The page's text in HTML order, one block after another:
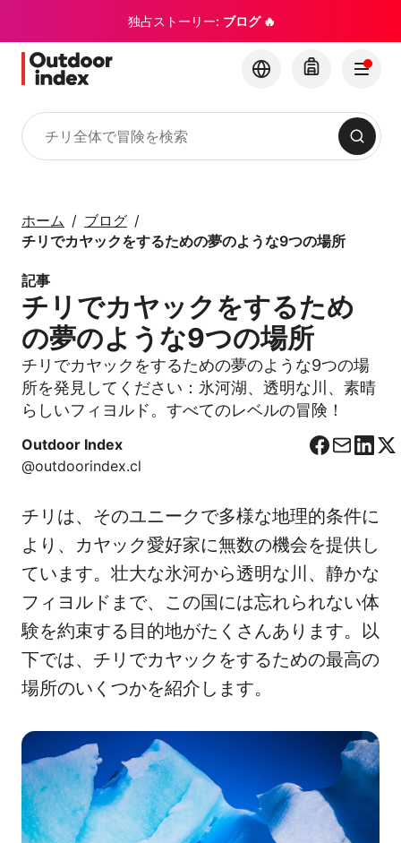
独占ストーリー: ブログ 🔥
検索
ホーム
ブログ
チリでカヤックをするための夢のような9つの場所
記事
チリでカヤックをするため
の夢のような9つの場所
チリでカヤックをするための夢のような9つの場
所を発見してください：氷河湖、透明な川、素晴
らしいフィヨルド。すべてのレベルの冒険！
Outdoor Index
@outdoorindex.cl
F
e
b
k
C
r
e
L
k
e
d
I
n
X
チリは、そのユニークで多様な地理的条件に
より、カヤック愛好家に無数の機会を提供し
ています。壮大な氷河から透明な川、静かな
フィヨルドまで、この国には忘れられない体
験を約束する目的地がたくさんあります。以
下では、チリでカヤックをするための最高の
場所のいくつかを紹介します。
とその隠れた名所を探
索